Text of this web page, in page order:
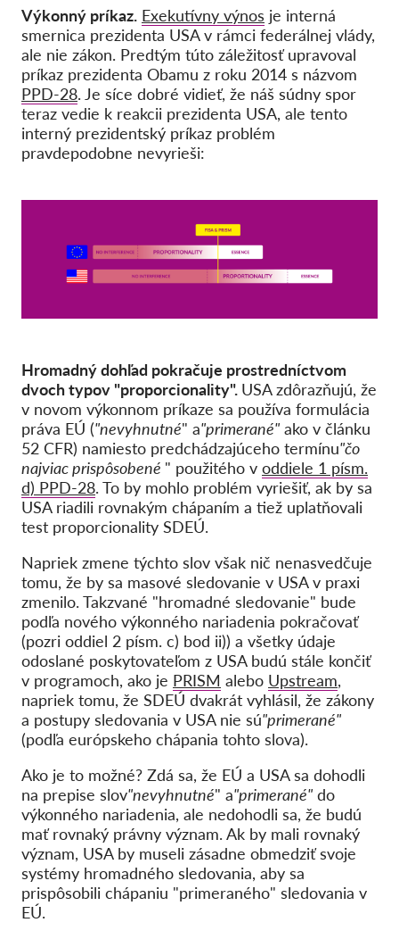
Výkonný príkaz. Exekutívny výnos je interná
smernica prezidenta USA v rámci federálnej vlády,
ale nie zákon. Predtým túto záležitosť upravoval
príkaz prezidenta Obamu z roku 2014 s názvom
PPD-28. Je síce dobré vidieť, že náš súdny spor
teraz vedie k reakcii prezidenta USA, ale tento
interný prezidentský príkaz problém
pravdepodobne nevyrieši:
Hromadný dohľad pokračuje prostredníctvom
dvoch typov "proporcionality". USA zdôrazňujú, že
v novom výkonnom príkaze sa používa formulácia
práva EÚ ("nevyhnutné" a"primerané" ako v článku
52 CFR) namiesto predchádzajúceho termínu"čo
najviac prispôsobené " použitého v oddiele 1 písm.
d) PPD-28. To by mohlo problém vyriešiť, ak by sa
USA riadili rovnakým chápaním a tiež uplatňovali
test proporcionality SDEÚ.
Napriek zmene týchto slov však nič nenasvedčuje
tomu, že by sa masové sledovanie v USA v praxi
zmenilo. Takzvané "hromadné sledovanie" bude
podľa nového výkonného nariadenia pokračovať
(pozri oddiel 2 písm. c) bod ii)) a všetky údaje
odoslané poskytovateľom z USA budú stále končiť
v programoch, ako je PRISM alebo Upstream,
napriek tomu, že SDEÚ dvakrát vyhlásil, že zákony
a postupy sledovania v USA nie sú"primerané"
(podľa európskeho chápania tohto slova).
Ako je to možné? Zdá sa, že EÚ a USA sa dohodli
na prepise slov"nevyhnutné" a"primerané" do
výkonného nariadenia, ale nedohodli sa, že budú
mať rovnaký právny význam. Ak by mali rovnaký
význam, USA by museli zásadne obmedziť svoje
systémy hromadného sledovania, aby sa
prispôsobili chápaniu "primeraného" sledovania v
EÚ.